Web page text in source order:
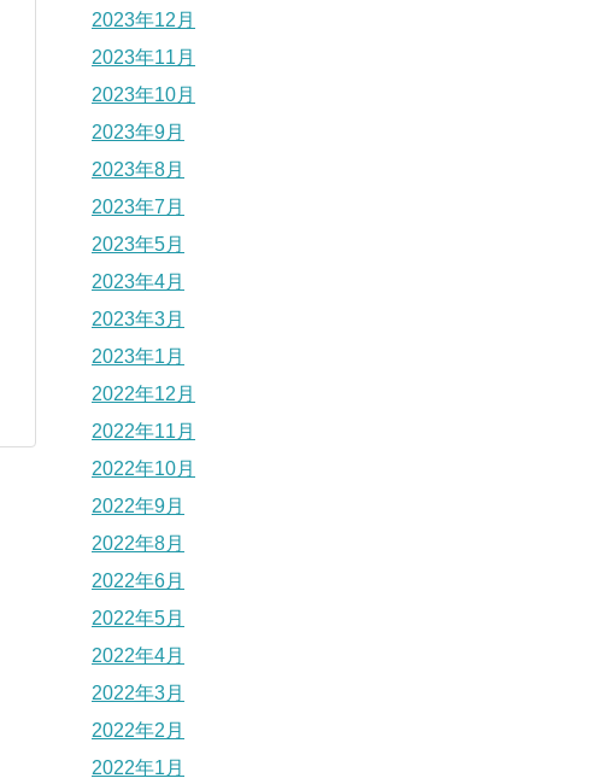
2023年12月
2023年11月
2023年10月
2023年9月
2023年8月
2023年7月
2023年5月
2023年4月
2023年3月
2023年1月
2022年12月
2022年11月
2022年10月
2022年9月
2022年8月
2022年6月
2022年5月
2022年4月
2022年3月
2022年2月
2022年1月